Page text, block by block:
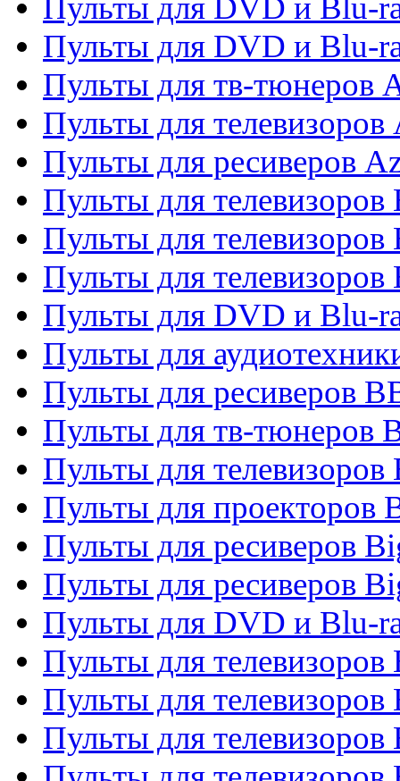
Пульты для DVD и Blu-
Пульты для DVD и Blu-
Пульты для тв-тюнеров
Пульты для телевизоров
Пульты для ресиверов
Пульты для
Пульты для
Пульты для
Пульты для DVD и Blu-
Пульты для
Пульты для ресиверов
Пульты для тв-тюнеров
Пульты для телевизоров
Пульты для проекторов
Пульты для ресиверов
Пульты для ресиверов
Пульты для DVD и Blu-
Пульты для телевизоров
Пульты для телевизоров
Пульты для телевизоров